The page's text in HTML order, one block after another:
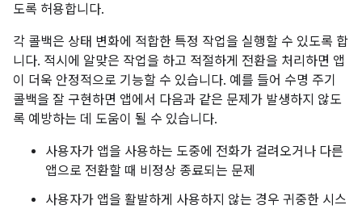
도록 허용합니다.
각 콜백은 상태 변화에 적합한 특정 작업을 실행할 수 있도록 합
니다. 적시에 알맞은 작업을 하고 적절하게 전환을 처리하면 앱
이 더욱 안정적으로 기능할 수 있습니다. 예를 들어 수명 주기
콜백을 잘 구현하면 앱에서 다음과 같은 문제가 발생하지 않도
록 예방하는 데 도움이 될 수 있습니다.
사용자가 앱을 사용하는 도중에 전화가 걸려오거나 다른
앱으로 전환할 때 비정상 종료되는 문제
사용자가 앱을 활발하게 사용하지 않는 경우 귀중한 시스